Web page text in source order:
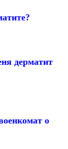
дерматит
о